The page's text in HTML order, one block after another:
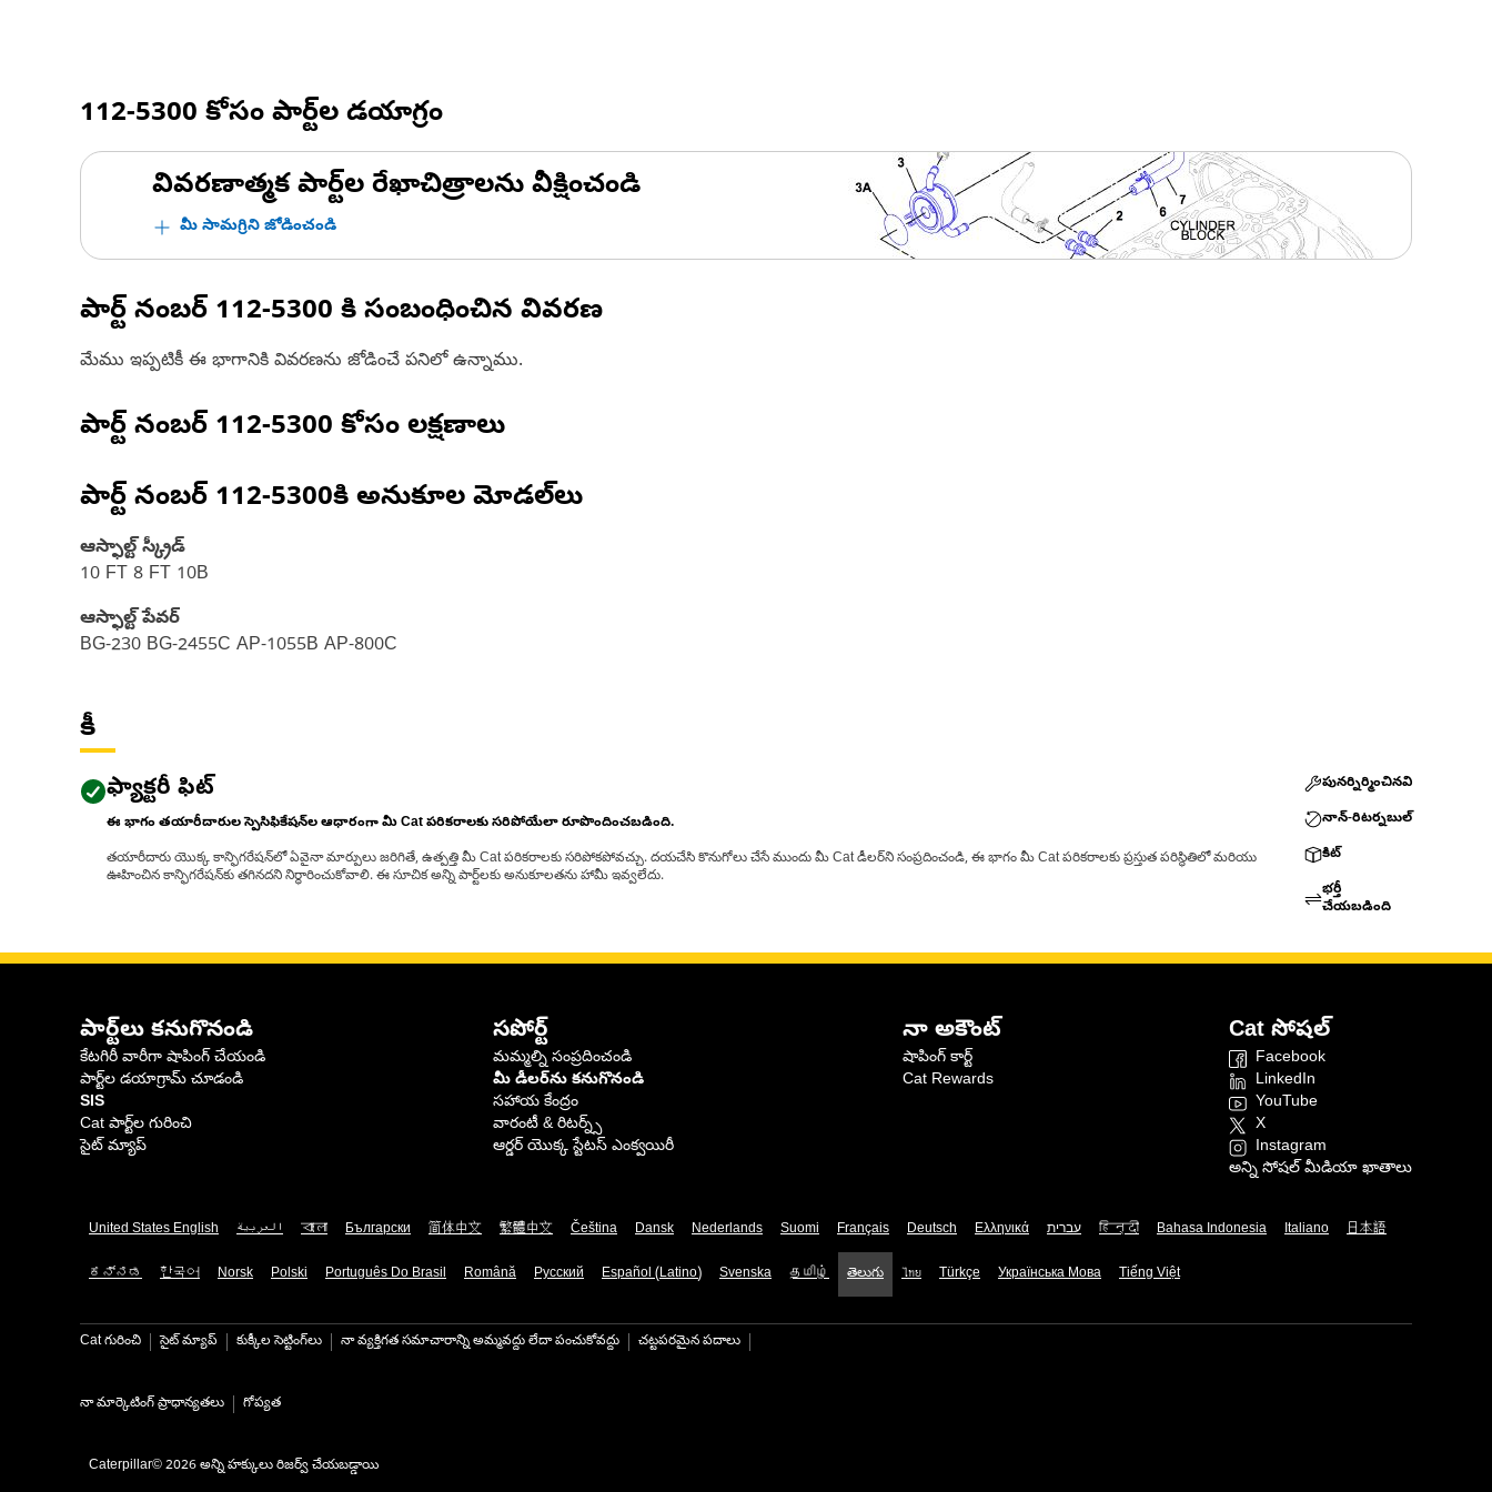
112-5300 కోసం పార్ట్‌ల డయాగ్రం
వివరణాత్మక పార్ట్‌ల రేఖాచిత్రాలను వీక్షించండి
మీ సామగ్రిని జోడించండి
పార్ట్ నంబర్ 112-5300 కి సంబంధించిన వివరణ
మేము ఇప్పటికీ ఈ భాగానికి వివరణను జోడించే పనిలో ఉన్నాము.
పార్ట్ నంబర్ 112-5300 కోసం లక్షణాలు
పార్ట్ నంబర్ 112-5300కి అనుకూల మోడల్‌లు
ఆస్ఫాల్ట్ స్క్రీడ్
10 FT 8 FT 10B
ఆస్ఫాల్ట్ పేవర్
BG-230 BG-2455C AP-1055B AP-800C
కీ
ఫ్యాక్టరీ ఫిట్
ఈ భాగం తయారీదారుల స్పెసిఫికేషన్‌ల ఆధారంగా మీ Cat పరికరాలకు సరిపోయేలా రూపొందించబడింది.
తయారీదారు యొక్క కాన్ఫిగరేషన్‌లో ఏవైనా మార్పులు జరిగితే, ఉత్పత్తి మీ Cat పరికరాలకు సరిపోకపోవచ్చు. దయచేసి కొనుగోలు చేసే ముందు మీ Cat డీలర్‌ని సంప్రదించండి, ఈ భాగం మీ Cat పరికరాలకు ప్రస్తుత పరిస్థితిలో మరియు
ఊహించిన కాన్ఫిగరేషన్‌కు తగినదని నిర్ధారించుకోవాలి. ఈ సూచిక అన్ని పార్ట్‌లకు అనుకూలతను హామీ ఇవ్వలేదు.
పునర్నిర్మించినవి
నాన్-రిటర్నబుల్
కిట్
భర్తీ
చేయబడింది
పార్ట్‌లు కనుగొనండి
కేటగిరీ వారీగా షాపింగ్ చేయండి
పార్ట్‌ల డయాగ్రామ్ చూడండి
SIS
Cat పార్ట్‌ల గురించి
సైట్ మ్యాప్
సపోర్ట్
మమ్మల్ని సంప్రదించండి
మీ డీలర్‌ను కనుగొనండి
సహాయ కేంద్రం
వారంటీ & రిటర్న్స్
ఆర్డర్ యొక్క స్టేటస్ ఎంక్వయిరీ
నా అకౌంట్
షాపింగ్ కార్ట్
Cat Rewards
Cat సోషల్
Facebook
LinkedIn
YouTube
X
Instagram
అన్ని సోషల్ మీడియా ఖాతాలు
United States English العربية বাংলা Български 简体中文 繁體中文 Čeština Dansk Nederlands Suomi Français Deutsch Ελληνικά עברית हिन्दी Bahasa Indonesia Italiano 日本語
ಕನ್ನಡ 한국어 Norsk Polski Português Do Brasil Română Русский Español (Latino) Svenska தமிழ் తెలుగు ไทย Türkçe Українська Мова Tiếng Việt
Cat గురించి సైట్ మ్యాప్ కుక్కీల సెట్టింగ్‌లు నా వ్యక్తిగత సమాచారాన్ని అమ్మవద్దు లేదా పంచుకోవద్దు చట్టపరమైన పదాలు
నా మార్కెటింగ్ ప్రాధాన్యతలు గోప్యత
Caterpillar© 2026 అన్ని హక్కులు రిజర్వ్ చేయబడ్డాయి